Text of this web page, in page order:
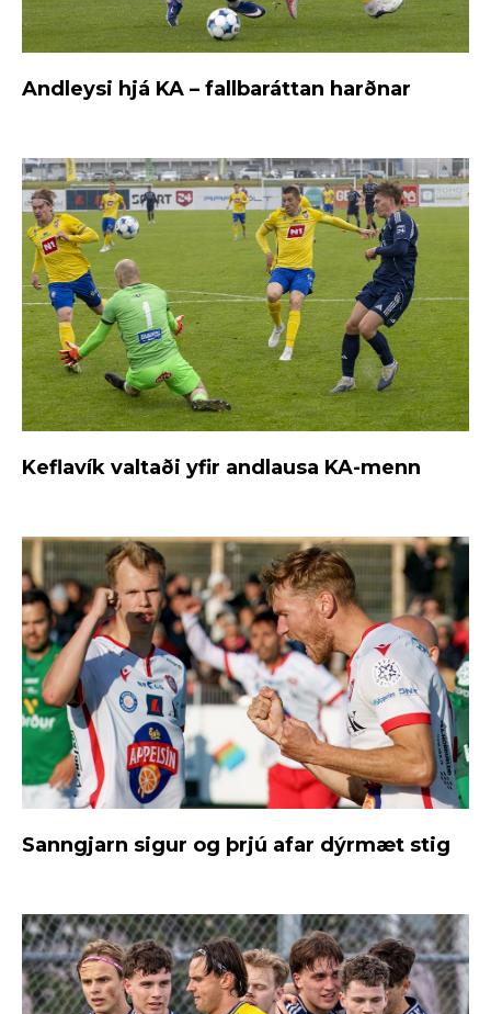
Andleysi hjá KA – fallbaráttan harðnar
Keflavík valtaði yfir andlausa KA-menn
Sanngjarn sigur og þrjú afar dýrmæt stig